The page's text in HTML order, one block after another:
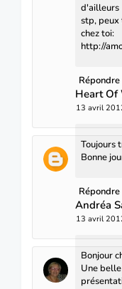
d'ailleurs
stp, peux
chez toi:
http://
Répondre
Heart
13 avril
Toujours
Bonne
Répondre
Andréa
13 avril
Bonjour
Une